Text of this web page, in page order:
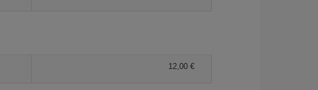
12,00 €